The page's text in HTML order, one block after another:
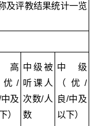
及评教结果统计一览
高
优/
中及
）
中级被
听课人
次数/人
数
中级
（优/
良/中及
以下）